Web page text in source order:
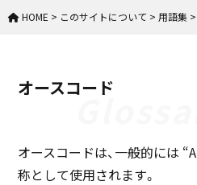
HOME > このサイトについて > 用語集 >
オースコード
オースコードは、一般的には
称として使用されます。